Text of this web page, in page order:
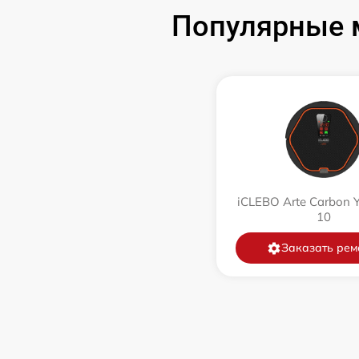
Ремонт цепи питания
Замена датчиков управления, высоты,
Восстановление аккумулятора
Популярные
iCLEBO Arte Carbon
10
Заказать